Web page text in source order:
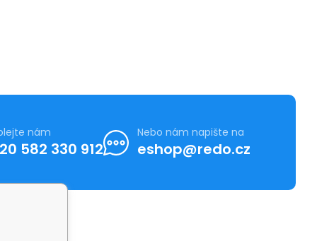
nám
582 330 912
Nebo nám napište na
eshop@redo.cz